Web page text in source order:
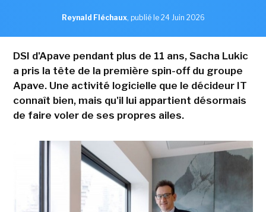
Reynald Fléchaux, publié le 24 Juin 2026
DSI d'Apave pendant plus de 11 ans, Sacha Lukic
a pris la tête de la première spin-off du groupe
Apave. Une activité logicielle que le décideur IT
connaît bien, mais qu'il lui appartient désormais
de faire voler de ses propres ailes.